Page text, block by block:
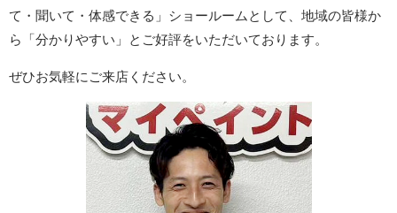
て・聞いて・体感できる」ショールームとして、地域の皆様か
ら「分かりやすい」とご好評をいただいております。
ぜひお気軽にご来店ください。